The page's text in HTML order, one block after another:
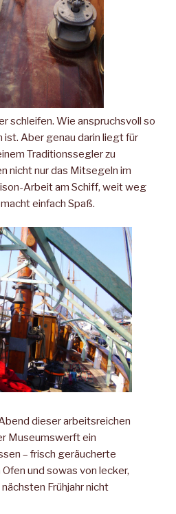
schleifen. Wie anspruchsvoll so
Aber genau darin liegt für
Traditionssegler zu
nicht nur das Mitsegeln im
Arbeit am Schiff, weit weg
einfach Spaß.
dieser arbeitsreichen
Museumswerft ein
– frisch geräucherte
und sowas von lecker,
Frühjahr nicht